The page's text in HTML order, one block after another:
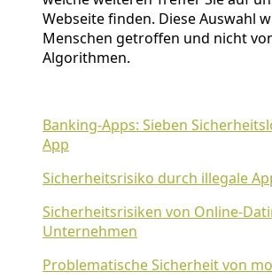
Webseite finden. Diese Auswahl
Menschen getroffen und nicht
Algorithmen.
Banking-Apps: Sieben
App
Sicherheitsrisiko durch illegale
Sicherheitsrisiken von Online-
Unternehmen
Problematische Sicherheit von